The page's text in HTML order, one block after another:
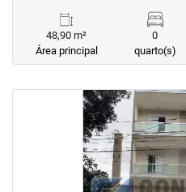
48,90 m²
Área principal
0
quarto(s)